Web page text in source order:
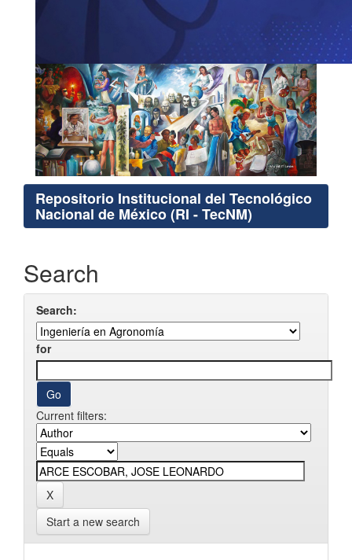
Repositorio Institucional del Tecnológico
Nacional de México (RI - TecNM)
Search
Search:
for
Current filters:
Start a new search